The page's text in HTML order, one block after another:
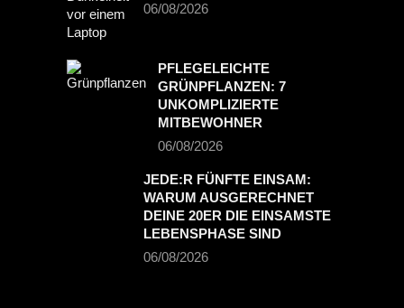
06/08/2026
PFLEGELEICHTE
GRÜNPFLANZEN: 7
UNKOMPLIZIERTE
MITBEWOHNER
06/08/2026
JEDE:R FÜNFTE EINSAM:
WARUM AUSGERECHNET
DEINE 20ER DIE EINSAMSTE
LEBENSPHASE SIND
06/08/2026